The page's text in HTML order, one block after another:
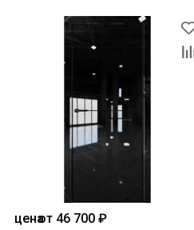
ценаот 46 700 ₽